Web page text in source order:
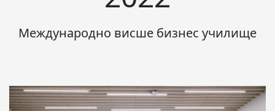
Международно висше бизнес училище